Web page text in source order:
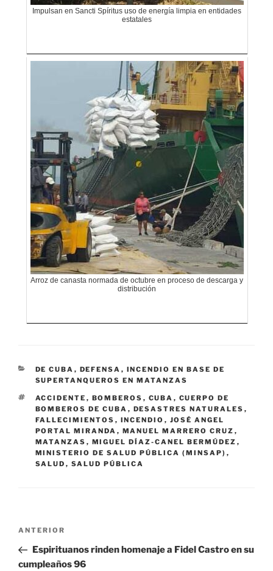
Impulsan en Sancti Spíritus uso de energía limpia en entidades
estatales
Arroz de canasta normada de octubre en proceso de descarga y
distribución
CATEGORÍAS
DE CUBA , DEFENSA , INCENDIO EN BASE DE
SUPERTANQUEROS EN MATANZAS
ETIQUETAS
ACCIDENTE , BOMBEROS , CUBA , CUERPO DE
BOMBEROS DE CUBA , DESASTRES NATURALES ,
FALLECIMIENTOS , INCENDIO , JOSÉ ANGEL
PORTAL MIRANDA , MANUEL MARRERO CRUZ ,
MATANZAS , MIGUEL DÍAZ-CANEL BERMÚDEZ ,
MINISTERIO DE SALUD PÚBLICA (MINSAP) ,
SALUD , SALUD PÚBLICA
Navegación
entradas
Entrada
anterior:
ANTERIOR
Espirituanos rinden homenaje a Fidel Castro en su
cumpleaños 96